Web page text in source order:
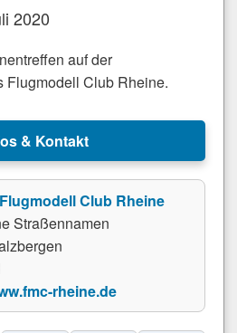
2020
auf der
Flugmodell Club Rheine.
& Kontakt
Flugmodell Club Rheine
Straßennamen
rheine.de